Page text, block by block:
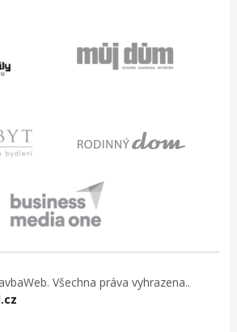
Všechna práva vyhrazena..